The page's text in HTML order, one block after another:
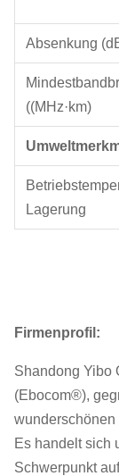
Absenkung
((MHz·km)
Lagerung
Firmenprofil:
Shandong Yibo
(Ebocom®),
Es handelt sich
Schwerpunkt